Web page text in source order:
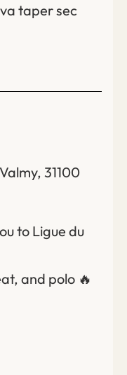
taper sec
31100
to Ligue du
and polo 🔥